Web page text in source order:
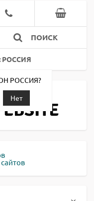
ПОИСК
РОССИЯ
РОССИЯ?
Нет